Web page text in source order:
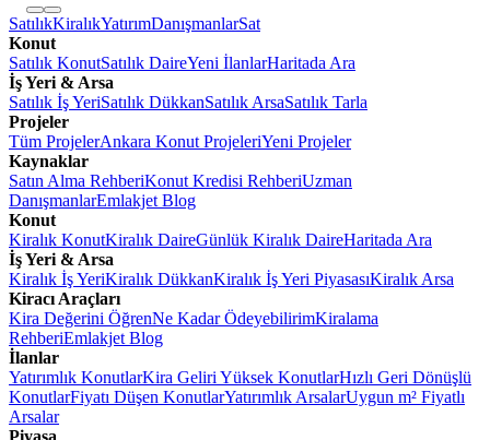
SatılıkKiralıkYatırımDanışmanlarSat
Konut
Satılık KonutSatılık DaireYeni İlanlarHaritada Ara
İş Yeri & Arsa
Satılık İş YeriSatılık DükkanSatılık ArsaSatılık Tarla
Projeler
Tüm ProjelerAnkara Konut ProjeleriYeni Projeler
Kaynaklar
Satın Alma RehberiKonut Kredisi RehberiUzman
DanışmanlarEmlakjet Blog
Konut
Kiralık KonutKiralık DaireGünlük Kiralık DaireHaritada Ara
İş Yeri & Arsa
Kiralık İş YeriKiralık DükkanKiralık İş Yeri PiyasasıKiralık Arsa
Kiracı Araçları
Kira Değerini ÖğrenNe Kadar ÖdeyebilirimKiralama
RehberiEmlakjet Blog
İlanlar
Yatırımlık KonutlarKira Geliri Yüksek KonutlarHızlı Geri Dönüşlü
KonutlarFiyatı Düşen KonutlarYatırımlık ArsalarUygun m² Fiyatlı
Arsalar
Piyasa